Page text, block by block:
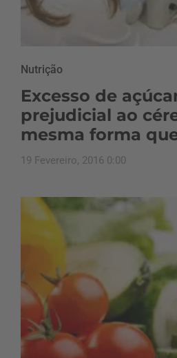
Nutrição
Excesso de
prejudicial ao
mesma forma
19 Fevereiro, 2016 0:00